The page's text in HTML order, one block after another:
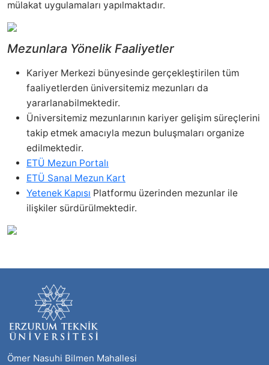
mülakat uygulamaları yapılmaktadır.
Mezunlara Yönelik Faaliyetler
Kariyer Merkezi bünyesinde gerçekleştirilen tüm
faaliyetlerden üniversitemiz mezunları da
yararlanabilmektedir.
Üniversitemiz mezunlarının kariyer gelişim süreçlerini
takip etmek amacıyla mezun buluşmaları organize
edilmektedir.
ETÜ Mezun Portalı
ETÜ Sanal Mezun Kart
Yetenek Kapısı Platformu üzerinden mezunlar ile
ilişkiler sürdürülmektedir.
Ömer Nasuhi Bilmen Mahallesi